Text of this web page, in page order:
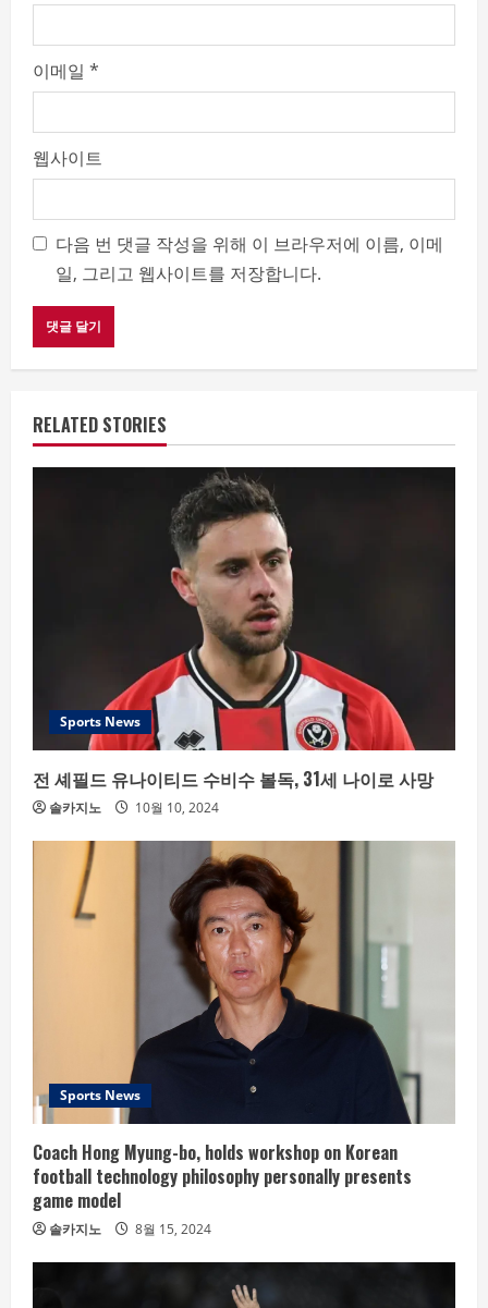
이메일 *
웹사이트
다음 번 댓글 작성을 위해 이 브라우저에 이름, 이메
일, 그리고 웹사이트를 저장합니다.
RELATED STORIES
Sports News
전 셰필드 유나이티드 수비수 볼독, 31세 나이로 사망
솔카지노 10월 10, 2024
Sports News
Coach Hong Myung-bo, holds workshop on Korean
football technology philosophy personally presents
game model
솔카지노 8월 15, 2024